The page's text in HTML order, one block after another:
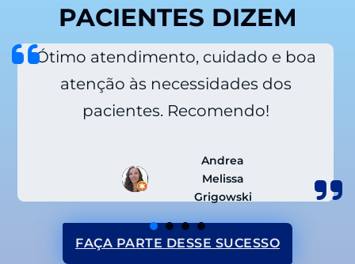
PACIENTES DIZEM
Ótimo atendimento, cuidado e boa
atenção às necessidades dos
pacientes. Recomendo!
Andrea
Melissa
Grigowski
FAÇA PARTE DESSE SUCESSO